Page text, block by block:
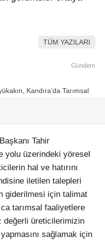
Durumu
Unuttum
Yenile
Onay
Düzenle
Gönder
TÜM YAZILARI
Gündem
Tahir
yolu üzerindeki yöresel
hal ve hatırını
iletilen talepleri
giderilmesi için talimat
tarımsal faaliyetlere
değerli üreticilerimizin
sağlamak için